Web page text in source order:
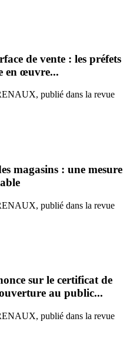
de vente : les préfets
en œuvre...
publié dans la revue
magasins : une mesure
publié dans la revue
sur le certificat de
au public...
publié dans la revue